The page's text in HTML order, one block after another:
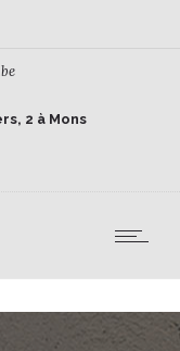
2 à Mons